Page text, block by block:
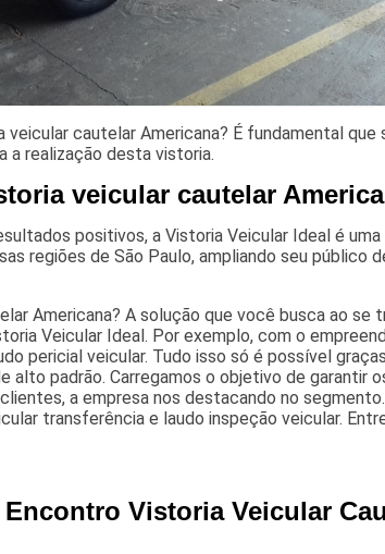
cautelar Americana? É fundamental que
a realização desta vistoria.
veicular cautelar
positivos, a Vistoria Veicular Ideal é
regiões de São Paulo, ampliando seu público
Americana? A solução que você busca ao se
Veicular Ideal. Por exemplo, com o
pericial veicular. Tudo isso só é possível
alto padrão. Carregamos o objetivo de garantir
a empresa nos destacando no
transferência e laudo inspeção veicular.
Vistoria Veicular